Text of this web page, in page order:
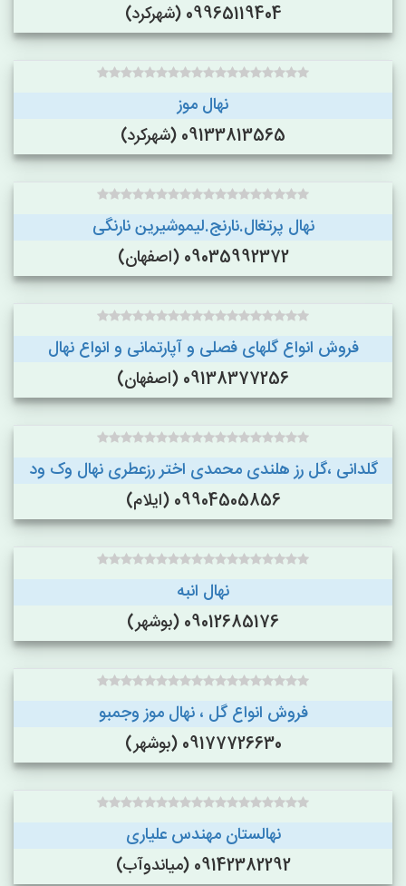
09965119404 (شهرکرد)
نهال موز
09133813565 (شهرکرد)
نهال پرتغال.نارنج.لیموشیرین نارنگی
09035992372 (اصفهان)
فروش انواع گلهای فصلی و آپارتمانی و انواع نهال
09138377256 (اصفهان)
گلدانی ،گل رز هلندی محمدی اختر رزعطری نهال وک ود
09904505856 (ایلام)
نهال انبه
09012685176 (بوشهر)
فروش انواع گل ، نهال موز وجمبو
09177726630 (بوشهر)
نهالستان مهندس علیاری
09142382292 (میاندوآب)